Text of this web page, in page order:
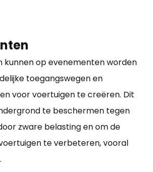
kunnen op evenementen worden
toegangswegen en
voor voertuigen te creëren. Dit
te beschermen tegen
zware belasting en om de
te verbeteren, vooral